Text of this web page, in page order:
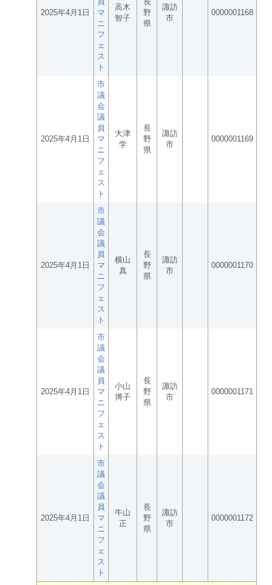
2025年4月1日
マ
ニ
フ
ェ
ス
ト
高木
智子
野
県
諏訪
市
0000001168
2025年4月1日
市
議
会
議
員
マ
ニ
フ
ェ
ス
ト
大津
学
長
野
県
諏訪
市
0000001169
2025年4月1日
市
議
会
議
員
マ
ニ
フ
ェ
ス
ト
横山
真
長
野
県
諏訪
市
0000001170
2025年4月1日
市
議
会
議
員
マ
ニ
フ
ェ
ス
ト
小山
博子
長
野
県
諏訪
市
0000001171
2025年4月1日
市
議
会
議
員
マ
ニ
フ
ェ
ス
ト
牛山
正
長
野
県
諏訪
市
0000001172